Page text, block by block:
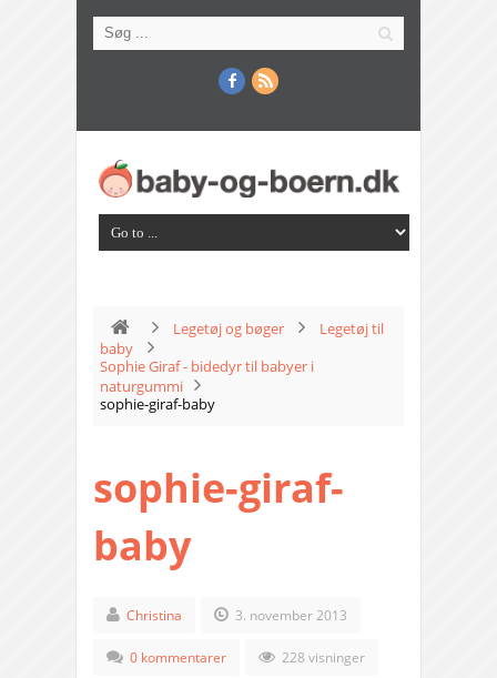
Legetøj og bøger
Legetøj til
baby
Sophie Giraf - bidedyr til babyer i
naturgummi
sophie-giraf-baby
sophie-giraf-
baby
Christina 3. november 2013
0 kommentarer 228 visninger